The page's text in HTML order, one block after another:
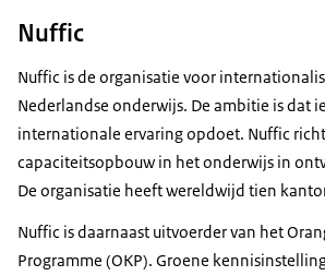
Nuffic
Nuffic is de organisatie voor
Nederlandse onderwijs. De ambitie is dat
internationale ervaring opdoet. Nuffic
capaciteitsopbouw in het onderwijs in
De organisatie heeft wereldwijd tien
Nuffic is daarnaast uitvoerder van het
Programme (OKP). Groene